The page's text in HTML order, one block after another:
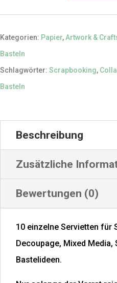
10
Set
Kategorien: Papier,Artwork &
Basteln
Schlagwörter: Scrapbooking,
Basteln
Beschreibung
Zusätzliche
Bewertungen (0)
10 einzelne Servietten für
Decoupage, Mixed
Bastelideen.